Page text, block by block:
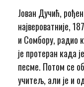
Јован Дучић,
највероватније,
и Сомбору, радио
је протеран када
песме. Потом се
учитељ, али је и